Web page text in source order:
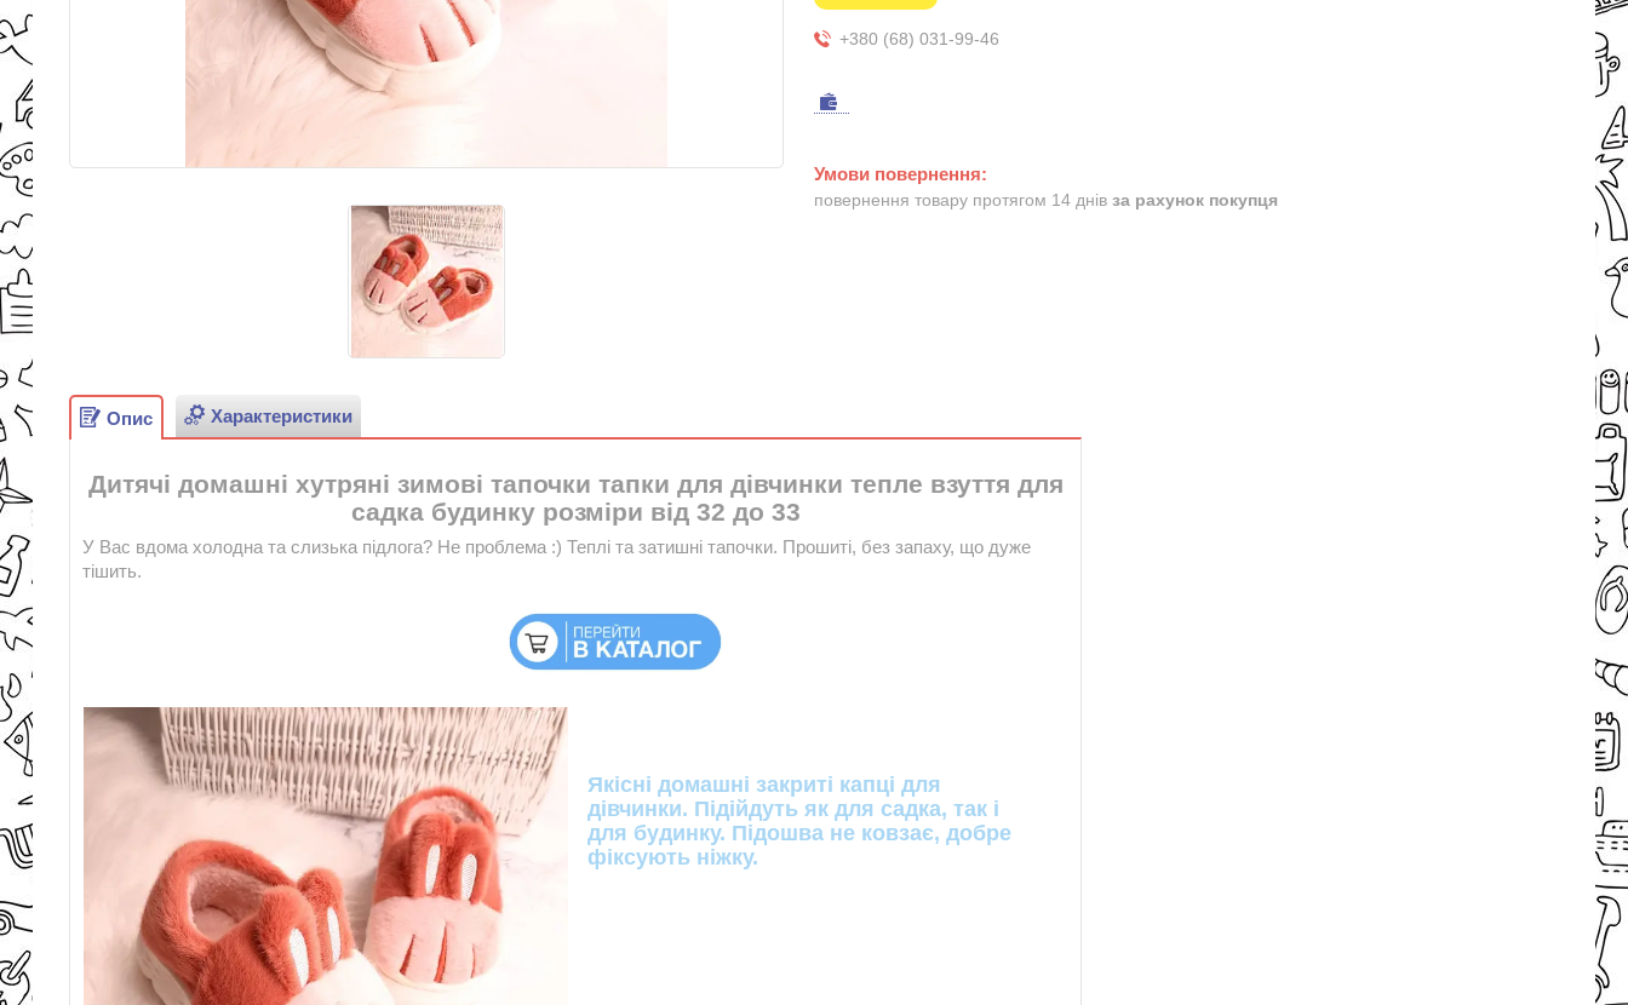
+380 (68) 031-99-46
повернення товару протягом 14 днів за рахунок покупця
Опис Характеристики
Дитячі домашні хутряні зимові тапочки тапки для дівчинки тепле взуття для
садка будинку розміри від 32 до 33
У Вас вдома холодна та слизька підлога? Не проблема :) Теплі та затишні тапочки. Прошиті, без запаху, що дуже
тішить.
Якісні домашні закриті капці для
дівчинки. Підійдуть як для садка, так і
для будинку. Підошва не ковзає, добре
фіксують ніжку.